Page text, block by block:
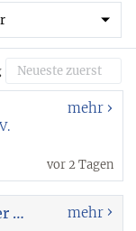
mehr
vor 2 Tagen
Studentische Hilfskraft (m/w/d) in der Eingliederungshilfe - Ambulant Betreutes Wohnen Bochum mehr